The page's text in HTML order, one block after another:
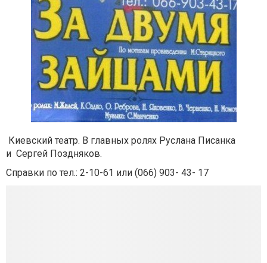
Киевский театр. В главных ролях Руслана Писанка
и Сергей Поздняков.
Справки по тел.: 2-10-61 или (066) 903- 43- 17